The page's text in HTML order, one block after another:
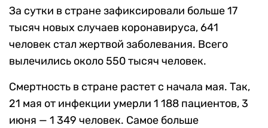
За сутки в стране зафиксировали больше 17
тысяч новых случаев коронавируса, 641
человек стал жертвой заболевания. Всего
вылечились около 550 тысяч человек.
Смертность в стране растет с начала мая. Так,
21 мая от инфекции умерли 1 188 пациентов, 3
июня — 1 349 человек. Самое больше